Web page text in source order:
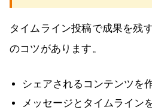
タイムライン投稿で成果を残
のコツがあります。
シェアされるコンテンツを
メッセージとタイムライン